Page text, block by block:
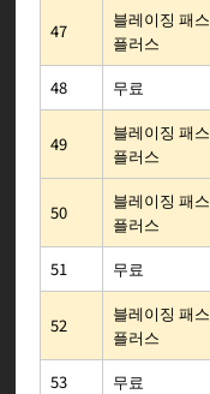
47
블레이징 패스
플러스
48 무료
49
블레이징 패스
플러스
50
블레이징 패스
플러스
51 무료
52
블레이징 패스
플러스
53 무료